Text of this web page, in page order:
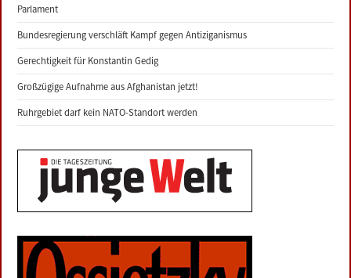
Parlament
Bundesregierung verschläft Kampf gegen Antiziganismus
Gerechtigkeit für Konstantin Gedig
Großzügige Aufnahme aus Afghanistan jetzt!
Ruhrgebiet darf kein NATO-Standort werden